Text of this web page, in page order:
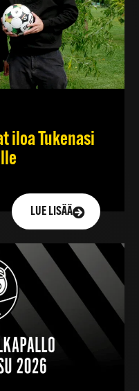
iloa Tukenasi
LUE LISÄÄ